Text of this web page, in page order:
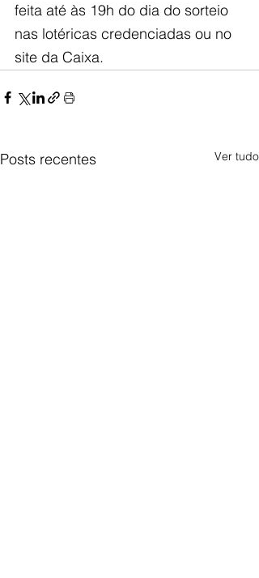
feita até às 19h do dia do sorteio
nas lotéricas credenciadas ou no
site da Caixa.
Posts recentes Ver tudo